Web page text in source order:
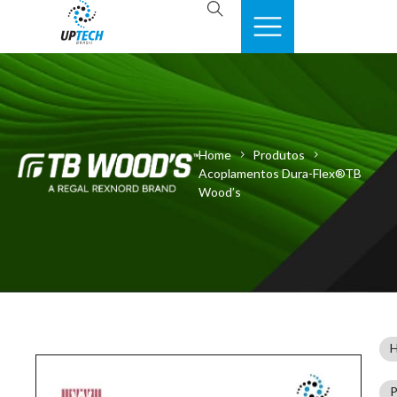
Home
Produtos
Acoplamentos Dura-Flex®TB
Wood’s